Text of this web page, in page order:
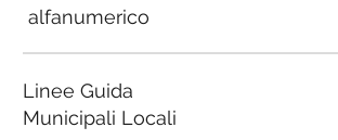
alfanumerico
Linee Guida
Municipali Locali